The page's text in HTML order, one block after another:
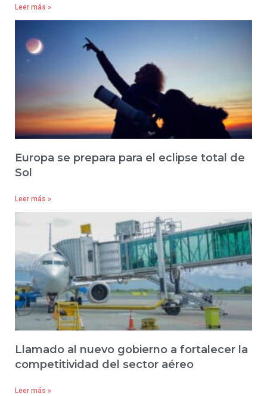
Leer más »
Europa se prepara para el eclipse total de
Sol
Leer más »
Llamado al nuevo gobierno a fortalecer la
competitividad del sector aéreo
Leer más »